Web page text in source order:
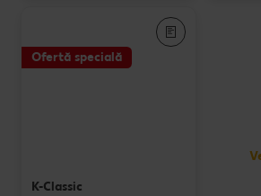
Ofertă specială
K-Classic